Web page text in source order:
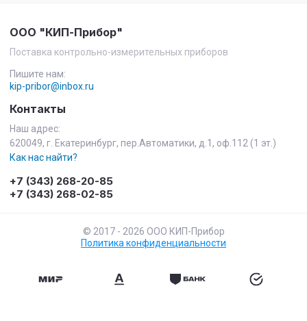
ООО "КИП-Прибор"
Поставка контрольно-измерительных приборов
Пишите нам:
kip-pribor@inbox.ru
Контакты
Наш адрес:
620049, г. Екатеринбург, пер.Автоматики, д.1, оф.112 (1 эт.)
Как нас найти?
+7 (343) 268-20-85
+7 (343) 268-02-85
© 2017 - 2026 ООО КИП-Прибор
Политика конфиденциальности